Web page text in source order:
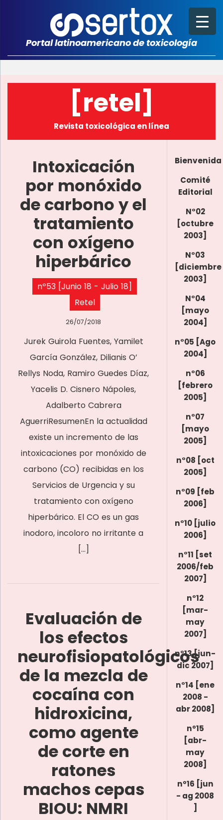
Portal latinoamericano de toxicología
[retel]
Revista toxicológica en línea
Intoxicación
por monóxido
de carbono y el
tratamiento
con oxígeno
hiperbárico
nº53 [Junio 18 - Julio 18]
Retel
26/07/2018
Jurek Guirola Fuentes, Yamilet
García González, Dilianis O’
Rellys Noda, Ramiro Guedes Díaz,
Yacelis D. Cisnero Nápoles,
Adalberto Cabrera
AguerriResumenEn la actualidad
existe un incremento de las
intoxicaciones por monóxido de
carbono (CO) recibidas en los
Servicios de Urgencia y su
tratamiento con oxígeno
hiperbárico. El CO es un gas
inodoro, incoloro no irritante a
[…]
Evaluación de
los efectos
neurofisiopatológicos
de la mezcla de
cocaína con
hidroxicina,
como agente
de corte en
ratones
machos cepas
BIOU: NMRI
Bienvenida
Comité
Editorial
N°02
[octubre
2003]
N°03
[diciembre
2003]
N°04
[mayo
2004]
n°05 [Ago
2004]
n°06
[febrero
2005]
n°07
[mayo
2005]
n°08 [oct
2005]
n°09 [feb
2006]
n°10 [julio
2006]
n°11 [set
2006/feb
2007]
n°12
[mar-
may
2007]
n°13 [jun-
dic 2007]
n°14 [ene
2008 -
abr 2008]
nº15
[abr-
may
2008]
nº16 [jun
- ag 2008
]